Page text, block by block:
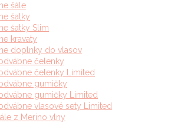
šále
šatky
šatky Slim
kravaty
doplnky do vlasov
čelenky
čelenky Limited
gumičky
gumičky Limited
vlasové sety Limited
z Merino vlny